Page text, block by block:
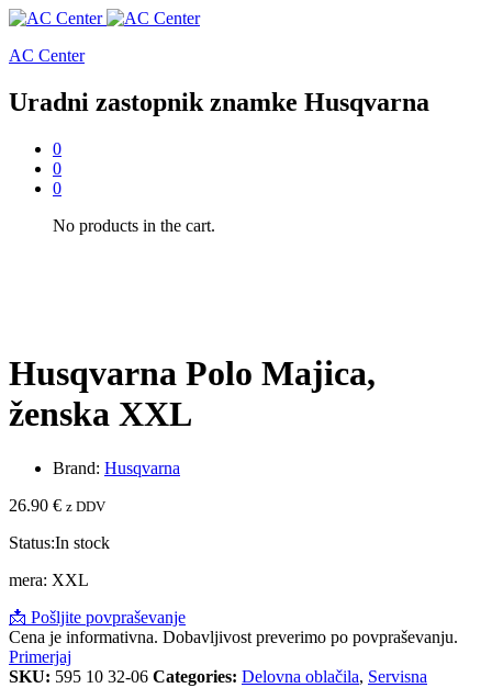
AC Center
Uradni zastopnik znamke Husqvarna
0
0
0
No products in the cart.
Husqvarna Polo Majica,
ženska XXL
Brand: Husqvarna
26.90 € z DDV
Status:In stock
mera: XXL
📩 Pošljite povpraševanje
Cena je informativna. Dobavljivost preverimo po povpraševanju.
Primerjaj
SKU: 595 10 32-06 Categories: Delovna oblačila, Servisna